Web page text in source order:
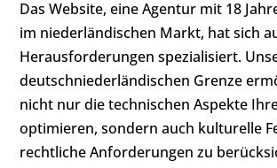
Das Website, eine Agentur mit 18
im niederländischen Markt, hat sich
Herausforderungen spezialisiert.
deutschniederländischen Grenze
nicht nur die technischen Aspekte
optimieren, sondern auch kulturelle
rechtliche Anforderungen zu